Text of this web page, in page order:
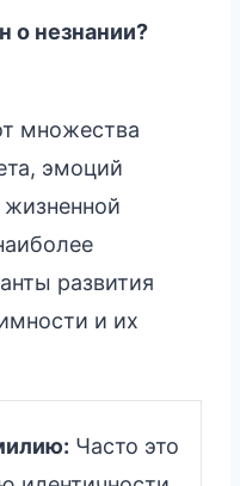
о незнании?
множества
эмоций
жизненной
развития
и их
Часто это